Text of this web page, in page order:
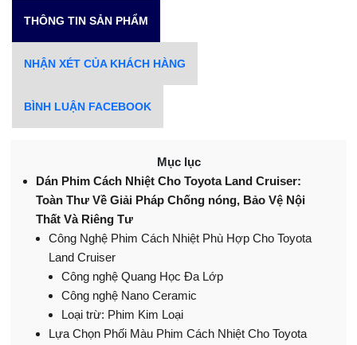
THÔNG TIN SẢN PHẨM
NHẬN XÉT CỦA KHÁCH HÀNG
BÌNH LUẬN FACEBOOK
Mục lục
Dán Phim Cách Nhiệt Cho Toyota Land Cruiser:
Toàn Thư Về Giải Pháp Chống nóng, Bảo Vệ Nội
Thất Và Riêng Tư
Công Nghệ Phim Cách Nhiệt Phù Hợp Cho Toyota
Land Cruiser
Công nghệ Quang Học Đa Lớp
Công nghệ Nano Ceramic
Loại trừ: Phim Kim Loại
Lựa Chọn Phối Màu Phim Cách Nhiệt Cho Toyota